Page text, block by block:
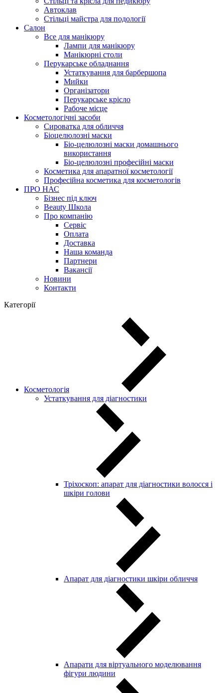
Автоклав
Стільці майстра для подології
Салон
Все для манікюру
Лампи для манікюру
Манікюрні столи
Перукарське обладнання
Устаткування для барбершопа
Мийки
Організатори
Перукарське крісло
Рабоче місце
Косметологічні засоби
Сироватка для обличчя
Біоцелюлозні маски
Біо-целюлозні маски домашнього
використання
Біо-целюлозні професійні маски
Косметика для апаратної косметології
Професійна косметика для косметологів
ПРО НАС
Бізнес під ключ
Beauty Школа
Про компанію
Сервіс
Оплата
Доставка
Наша команда
Партнери
Вакансії
Новини
Контакти
Категорії
Косметологія
Устаткування для діагностики
Тріхоскоп: апарат для діагностики волосся і
шкіри голови
Апарат для діагностики шкіри обличчя
Апарати для віртуального моделювання
фігури людини